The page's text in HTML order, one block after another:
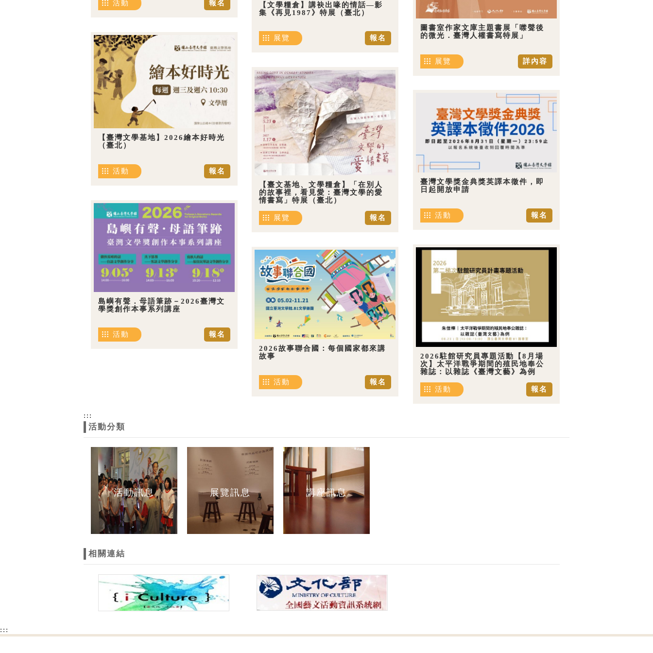
報名
活動
【文學糧倉】講袂出喙的情話—影
集《再見1987》特展（臺北）
報名
展覽
圖書室作家文庫主題書展「噤聲後
的微光．臺灣人權書寫特展」
詳內容
展覽
【臺灣文學基地】2026繪本好時光
（臺北）
報名
活動
【臺文基地、文學糧倉】「在別人
的故事裡，看見愛：臺灣文學的愛
情書寫」特展（臺北）
報名
展覽
臺灣文學獎金典獎英譯本徵件，即
日起開放申請
報名
活動
島嶼有聲．母語筆跡－2026臺灣文
學獎創作本事系列講座
報名
活動
2026駐館研究員專題活動【8月場
次】太平洋戰爭期間的殖民地奉公
雜誌：以雜誌《臺灣文藝》為例
報名
活動
2026故事聯合國：每個國家都來講
故事
報名
活動
:::
活動分類
活動訊息 展覽訊息 講座訊息
相關連結
:::